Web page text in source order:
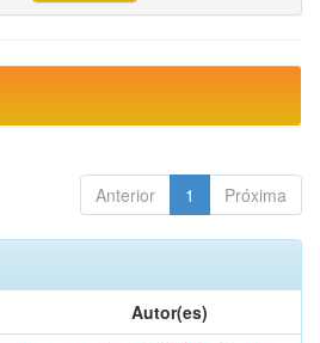
Anterior 1 Próxima
Autor(es)